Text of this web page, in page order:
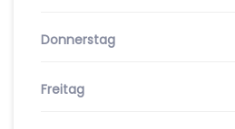
Donnerstag
Freitag